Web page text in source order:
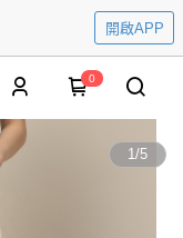
開啟APP
0
1/5